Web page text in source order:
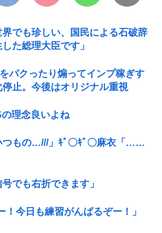
でも珍しい、国民による石破辞
た総理大臣です」
パクったり煽ってインプ稼ぎす
止。今後はオリジナル重視
の理念良いよね
つもの…///」ｷﾞ〇ｷﾞ〇麻衣「……
でも右折できます」
！今日も練習がんばるぞー！」